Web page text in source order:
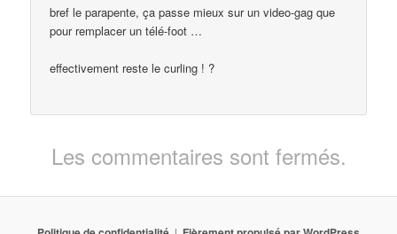
bref le parapente, ça passe mieux sur un video-gag que
pour remplacer un télé-foot …
effectivement reste le curling ! ?
Les commentaires sont fermés.